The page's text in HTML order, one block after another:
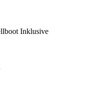
Inklusive